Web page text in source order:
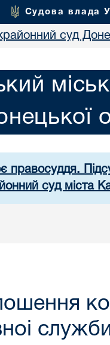
Судова влада
суд
правосуддя.
суд міста